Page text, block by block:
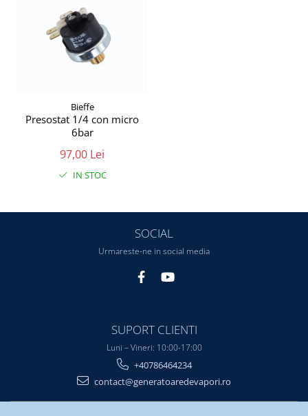
Bieffe
Presostat 1/4 con micro
6bar
97,00 Lei
IN STOC
SOCIAL
Urmareste-ne in social media
SUPORT CLIENTI
Luni – Vineri: 10:00-17:00
+40786464234
contact@generatoaredevapori.ro